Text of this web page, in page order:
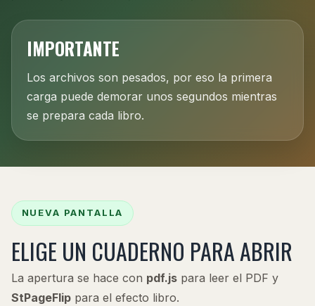
IMPORTANTE
Los archivos son pesados, por eso la primera
carga puede demorar unos segundos mientras
se prepara cada libro.
NUEVA PANTALLA
ELIGE UN CUADERNO PARA ABRIR
La apertura se hace con pdf.js para leer el PDF y
StPageFlip para el efecto libro.